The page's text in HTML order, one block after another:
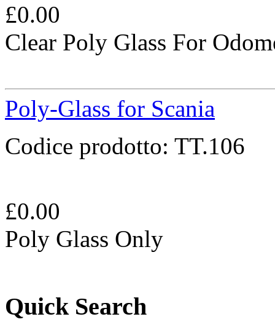
£0.00
Clear Poly Glass For
Poly-Glass for Scania
Codice prodotto: TT.106
£0.00
Poly Glass Only
Quick Search